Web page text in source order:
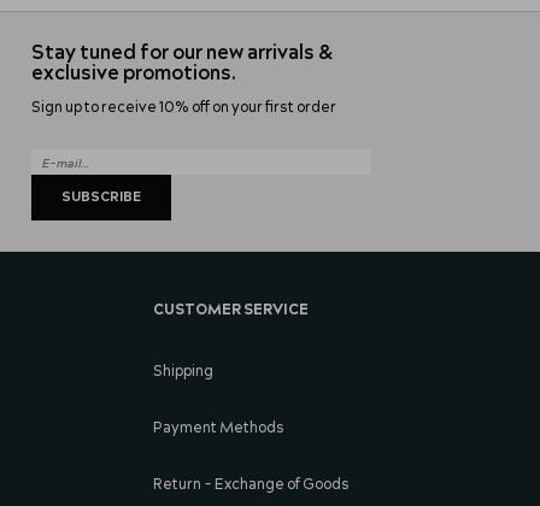
CUSTOMER SERVICE
Shipping
Payment Methods
Return - Exchange of Goods
Stay tuned for our new arrivals &
exclusive promotions.
Sign up to receive 10% off on your first order
SUBSCRIBE